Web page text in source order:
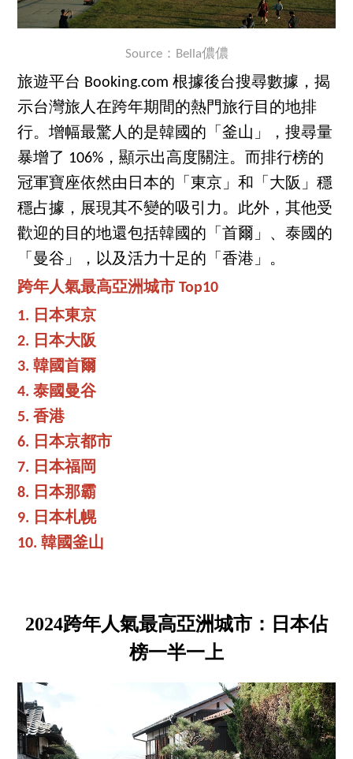
Source：Bella儂儂
旅遊平台 Booking.com 根據後台搜尋數據，揭
示台灣旅人在跨年期間的熱門旅行目的地排
行。增幅最驚人的是韓國的「釜山」，搜尋量
暴增了 106%，顯示出高度關注。而排行榜的
冠軍寶座依然由日本的「東京」和「大阪」穩
穩占據，展現其不變的吸引力。此外，其他受
歡迎的目的地還包括韓國的「首爾」、泰國的
「曼谷」，以及活力十足的「香港」。
跨年人氣最高亞洲城市 Top10
1. 日本東京
2. 日本大阪
3. 韓國首爾
4. 泰國曼谷
5. 香港
6. 日本京都市
7. 日本福岡
8. 日本那霸
9. 日本札幌
10. 韓國釜山
2024跨年人氣最高亞洲城市：日本佔
榜一半一上